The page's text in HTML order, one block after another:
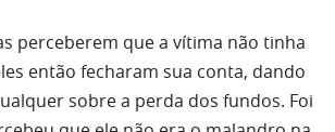
perceberem que a vítima não tinha
então fecharam sua conta, dando
sobre a perda dos fundos. Foi